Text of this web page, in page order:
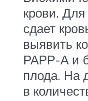
крови. Для
сдает
выявить
РАРР-А и
плода. На
в